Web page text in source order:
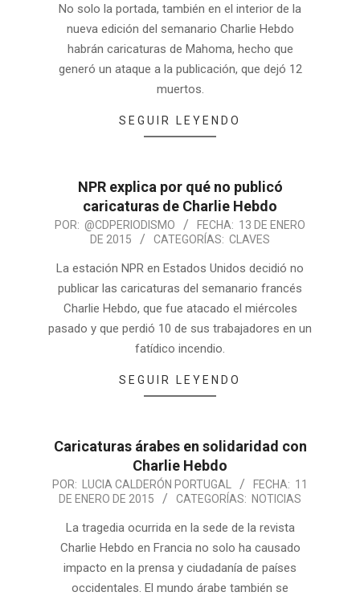
No solo la portada, también en el interior de la
nueva edición del semanario Charlie Hebdo
habrán caricaturas de Mahoma, hecho que
generó un ataque a la publicación, que dejó 12
muertos.
SEGUIR LEYENDO
NPR explica por qué no publicó
caricaturas de Charlie Hebdo
POR: @CDPERIODISMO FECHA: 13 DE ENERO
DE 2015
CATEGORÍAS: CLAVES
La estación NPR en Estados Unidos decidió no
publicar las caricaturas del semanario francés
Charlie Hebdo, que fue atacado el miércoles
pasado y que perdió 10 de sus trabajadores en un
fatídico incendio.
SEGUIR LEYENDO
Caricaturas árabes en solidaridad con
Charlie Hebdo
POR: LUCIA CALDERÓN PORTUGAL FECHA: 11
DE ENERO DE 2015
CATEGORÍAS: NOTICIAS
La tragedia ocurrida en la sede de la revista
Charlie Hebdo en Francia no solo ha causado
impacto en la prensa y ciudadanía de países
occidentales. El mundo árabe también se